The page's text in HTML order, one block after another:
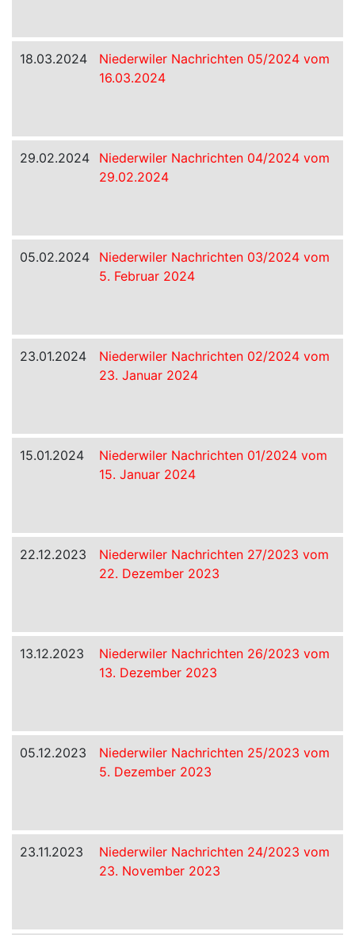
18.03.2024
Niederwiler Nachrichten 05/2024 vom
16.03.2024
29.02.2024
Niederwiler Nachrichten 04/2024 vom
29.02.2024
05.02.2024
Niederwiler Nachrichten 03/2024 vom
5. Februar 2024
23.01.2024
Niederwiler Nachrichten 02/2024 vom
23. Januar 2024
15.01.2024
Niederwiler Nachrichten 01/2024 vom
15. Januar 2024
22.12.2023
Niederwiler Nachrichten 27/2023 vom
22. Dezember 2023
13.12.2023
Niederwiler Nachrichten 26/2023 vom
13. Dezember 2023
05.12.2023
Niederwiler Nachrichten 25/2023 vom
5. Dezember 2023
23.11.2023
Niederwiler Nachrichten 24/2023 vom
23. November 2023